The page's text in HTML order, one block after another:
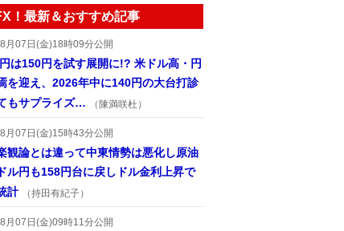
！最新＆おすすめ記事
月07日(金)18時09分公開
は150円を試す展開に!? 米ドル高・円
を迎え、2026年中に140円の大台打診
もサプライズ…
（陳満咲杜）
月07日(金)15時43分公開
観論とは違って中東情勢は悪化し原油
ル円も158円台に戻しドル金利上昇で
計
（持田有紀子）
月07日(金)09時11分公開